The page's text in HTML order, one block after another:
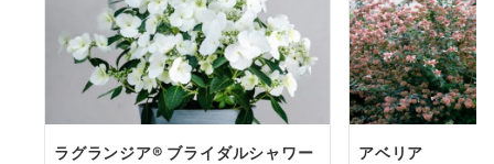
ラグランジア® ブライダルシャワー アベリア